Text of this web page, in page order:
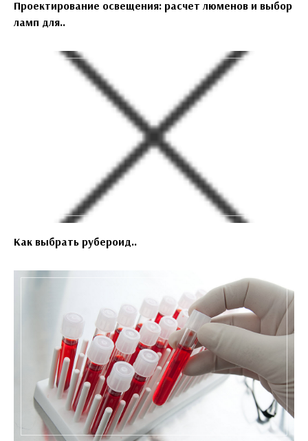
Проектирование освещения: расчет люменов и выбор
ламп для..
Как выбрать рубероид..